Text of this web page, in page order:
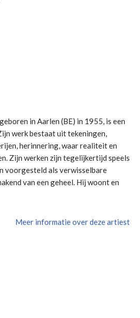
in Aarlen (BE) in 1955, is een
werk bestaat uit tekeningen,
herinnering, waar realiteit en
Zijn werken zijn tegelijkertijd speels
voorgesteld als verwisselbare
van een geheel. Hij woont en
Meer informatie over deze artiest